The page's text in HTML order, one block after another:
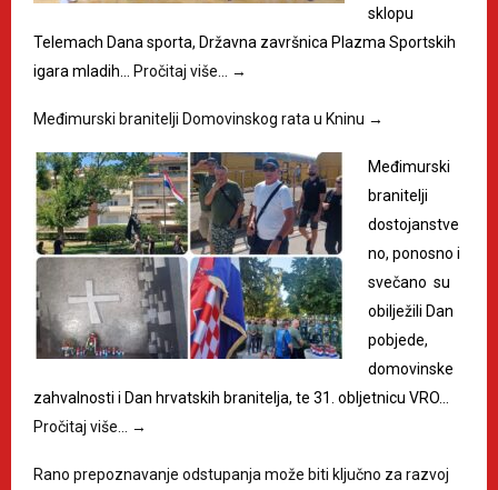
sklopu
Telemach Dana sporta, Državna završnica Plazma Sportskih
igara mladih… Pročitaj više… →
Međimurski branitelji Domovinskog rata u Kninu →
Međimurski
branitelji
dostojanstve
no, ponosno i
svečano su
obilježili Dan
pobjede,
domovinske
zahvalnosti i Dan hrvatskih branitelja, te 31. obljetnicu VRO…
Pročitaj više… →
Rano prepoznavanje odstupanja može biti ključno za razvoj